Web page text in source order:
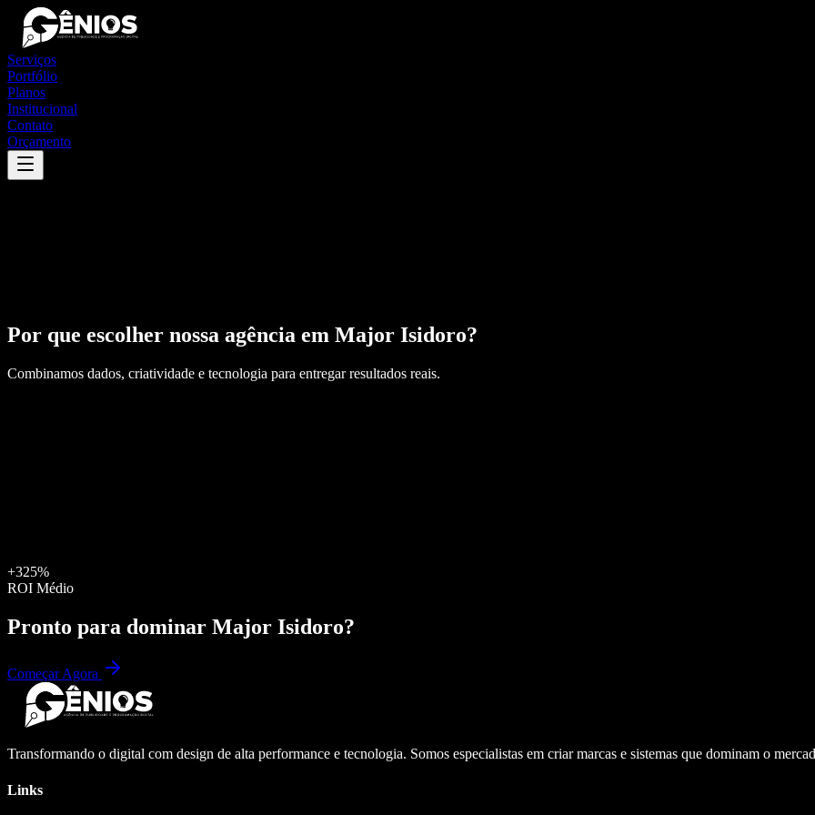
Serviços
Portfólio
Planos
Institucional
Contato
Orçamento
Por que escolher nossa agência em Major Isidoro?
Combinamos dados, criatividade e tecnologia para entregar resultados reais.
+325%
ROI Médio
Pronto para dominar Major Isidoro?
Começar Agora
Transformando o digital com design de alta performance e tecnologia. Somos especialistas em criar marcas e sistemas que dominam o
Links